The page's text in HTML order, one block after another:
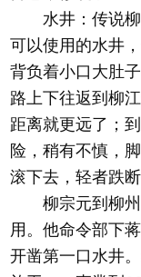
水井：传说柳
可以使用的水井
背负着小口大肚
路上下往返到柳
距离就更远了；
险，稍有不慎，
滚下去，轻者跌
柳宗元到柳州
用。他命令部下
开凿第一口水井